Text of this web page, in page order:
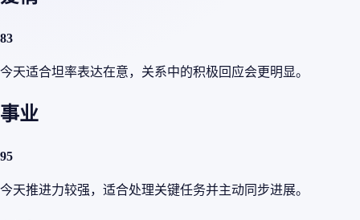
83
今天适合坦率表达在意，关系中的积极回应会更明显。
事业
95
今天推进力较强，适合处理关键任务并主动同步进展。